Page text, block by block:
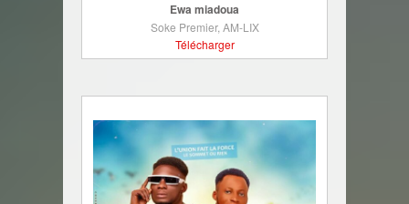
Ewa miadoua
Soke Premier, AM-LIX
Télécharger